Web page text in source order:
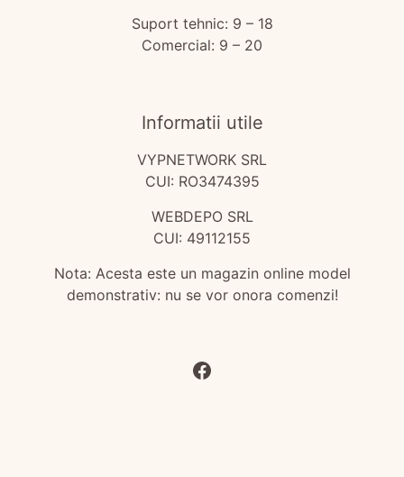
Suport tehnic: 9 – 18
Comercial: 9 – 20
Informatii utile
VYPNETWORK SRL
CUI: RO3474395
WEBDEPO SRL
CUI: 49112155
Nota: Acesta este un magazin online model
demonstrativ: nu se vor onora comenzi!
Facebook